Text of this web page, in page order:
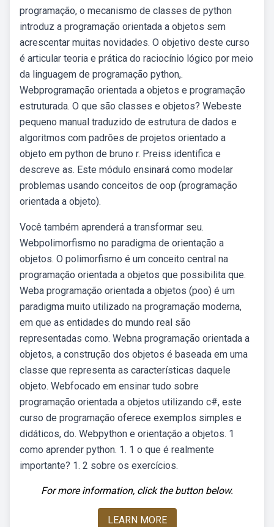
programação, o mecanismo de classes de python
introduz a programação orientada a objetos sem
acrescentar muitas novidades. O objetivo deste curso
é articular teoria e prática do raciocínio lógico por meio
da linguagem de programação python,.
Webprogramação orientada a objetos e programação
estruturada. O que são classes e objetos? Webeste
pequeno manual traduzido de estrutura de dados e
algoritmos com padrões de projetos orientado a
objeto em python de bruno r. Preiss identifica e
descreve as. Este módulo ensinará como modelar
problemas usando conceitos de oop (programação
orientada a objeto).
Você também aprenderá a transformar seu.
Webpolimorfismo no paradigma de orientação a
objetos. O polimorfismo é um conceito central na
programação orientada a objetos que possibilita que.
Weba programação orientada a objetos (poo) é um
paradigma muito utilizado na programação moderna,
em que as entidades do mundo real são
representadas como. Webna programação orientada a
objetos, a construção dos objetos é baseada em uma
classe que representa as características daquele
objeto. Webfocado em ensinar tudo sobre
programação orientada a objetos utilizando c#, este
curso de programação oferece exemplos simples e
didáticos, do. Webpython e orientação a objetos. 1
como aprender python. 1. 1 o que é realmente
importante? 1. 2 sobre os exercícios.
For more information, click the button below.
LEARN MORE